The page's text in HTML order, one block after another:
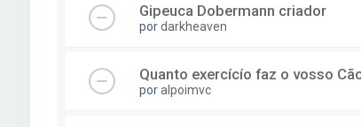
Gipeuca Dobermann criador
pordarkheaven
Quanto exercícío faz o vosso
poralpoimvc